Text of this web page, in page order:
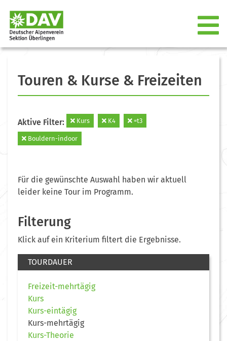
Touren & Kurse & Freizeiten
Aktive Filter: Kurs K4 =t3
Bouldern-indoor
Für die gewünschte Auswahl haben wir aktuell
leider keine Tour im Programm.
Filterung
Klick auf ein Kriterium filtert die Ergebnisse.
TOURDAUER
Freizeit-mehrtägig
Kurs
Kurs-eintägig
Kurs-mehrtägig
Kurs-Theorie